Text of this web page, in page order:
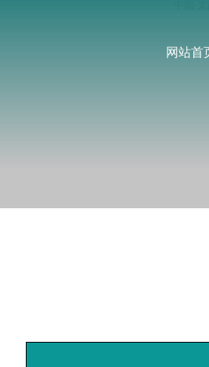
网站首